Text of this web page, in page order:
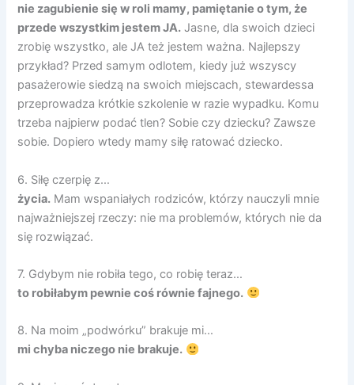
nie zagubienie się w roli mamy, pamiętanie o tym, że
przede wszystkim jestem JA. Jasne, dla swoich dzieci
zrobię wszystko, ale JA też jestem ważna. Najlepszy
przykład? Przed samym odlotem, kiedy już wszyscy
pasażerowie siedzą na swoich miejscach, stewardessa
przeprowadza krótkie szkolenie w razie wypadku. Komu
trzeba najpierw podać tlen? Sobie czy dziecku? Zawsze
sobie. Dopiero wtedy mamy siłę ratować dziecko.
6. Siłę czerpię z…
życia. Mam wspaniałych rodziców, którzy nauczyli mnie
najważniejszej rzeczy: nie ma problemów, których nie da
się rozwiązać.
7. Gdybym nie robiła tego, co robię teraz…
to robiłabym pewnie coś równie fajnego.
8. Na moim „podwórku” brakuje mi…
mi chyba niczego nie brakuje.